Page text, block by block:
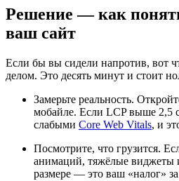
Решение — как
ваш сайт
Если бы вы сидели напротив, вот
делом. Это десять минут и стоит
Замерьте реальность.
мобайле. Если LCP выше 2,5
слабыми Core Web Vitals, и
Посмотрите, что грузится.
анимаций, тяжёлые виджеты
размере — это ваш «налог»